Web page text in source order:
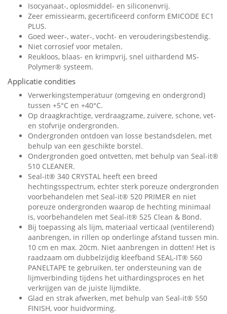
Isocyanaat-, oplosmiddel- en siliconenvrij.
Zeer emissiearm, gecertificeerd conform EMICODE EC1
PLUS.
Goed weer-, water-, vocht- en verouderingsbestendig.
Niet corrosief voor metalen.
Reukloos, blaas- en krimpvrij, snel uithardend MS-
Polymer® systeem.
Applicatie condities
Verwerkingstemperatuur (omgeving en ondergrond)
tussen +5°C en +40°C.
Op draagkrachtige, verdraagzame, zuivere, schone, vet-
en stofvrije ondergronden.
Ondergronden ontdoen van losse bestandsdelen, met
behulp van een geschikte borstel.
Ondergronden goed ontvetten, met behulp van Seal-it®
510 CLEANER.
Seal-it® 340 CRYSTAL heeft een breed
hechtingsspectrum, echter sterk poreuze ondergronden
voorbehandelen met Seal-it® 520 PRIMER en niet
poreuze ondergronden waarop de hechting minimaal
is, voorbehandelen met Seal-it® 525 Clean & Bond.
Bij toepassing als lijm, materiaal verticaal (ventilerend)
aanbrengen, in rillen op onderlinge afstand tussen min.
10 cm en max. 20cm. Niet aanbrengen in dotten! Het is
raadzaam om dubbelzijdig kleefband SEAL-IT® 560
PANELTAPE te gebruiken, ter ondersteuning van de
lijmverbinding tijdens het uithardingsproces en het
verkrijgen van de juiste lijmdikte.
Glad en strak afwerken, met behulp van Seal-it® 550
FINISH, voor huidvorming.